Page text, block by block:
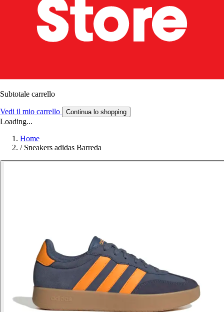
Subtotale carrello
Vedi il mio carrello Continua lo shopping
Loading...
Home
/ Sneakers adidas Barreda